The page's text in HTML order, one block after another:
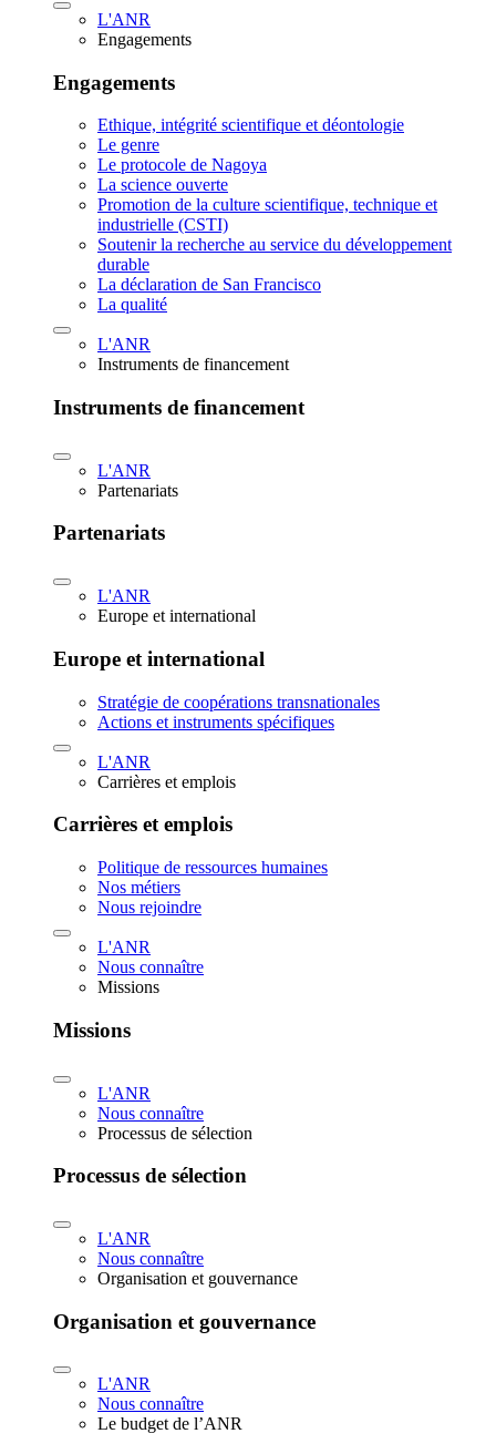
L'ANR
Engagements
Engagements
Ethique, intégrité scientifique et déontologie
Le genre
Le protocole de Nagoya
La science ouverte
Promotion de la culture scientifique, technique et
industrielle (CSTI)
Soutenir la recherche au service du développement
durable
La déclaration de San Francisco
La qualité
L'ANR
Instruments de financement
Instruments de financement
L'ANR
Partenariats
Partenariats
L'ANR
Europe et international
Europe et international
Stratégie de coopérations transnationales
Actions et instruments spécifiques
L'ANR
Carrières et emplois
Carrières et emplois
Politique de ressources humaines
Nos métiers
Nous rejoindre
L'ANR
Nous connaître
Missions
Missions
L'ANR
Nous connaître
Processus de sélection
Processus de sélection
L'ANR
Nous connaître
Organisation et gouvernance
Organisation et gouvernance
L'ANR
Nous connaître
Le budget de l’ANR